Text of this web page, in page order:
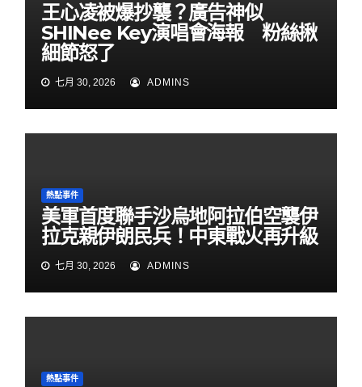
王心凌被爆抄襲？廣告神似
SHINee Key演唱會海報 粉絲揪
細節怒了
七月 30, 2026 ADMINS
熱點事件
美軍首度聯手沙烏地阿拉伯空襲伊
拉克親伊朗民兵！中東戰火再升級
七月 30, 2026 ADMINS
熱點事件